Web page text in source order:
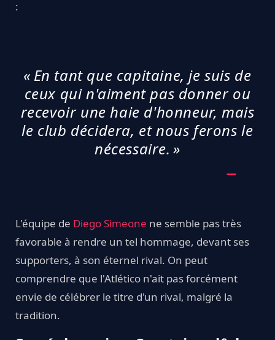
:
« En tant que capitaine, je suis de
ceux qui n'aiment pas donner ou
recevoir une haie d'honneur, mais
le club décidera, et nous ferons le
nécessaire. »
L'équipe de Diego Simeone ne semble pas très
favorable à rendre un tel hommage, devant ses
supporters, à son éternel rival. On peut
comprendre que l'Atlético n'ait pas forcément
envie de célébrer le titre d'un rival, malgré la
tradition.